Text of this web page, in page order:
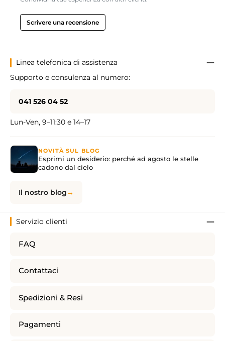
Scrivere una recensione
Linea telefonica di assistenza
Supporto e consulenza al numero:
041 526 04 52
Lun-Ven, 9–11:30 e 14–17
NOVITÀ SUL BLOG
Esprimi un desiderio: perché ad agosto le stelle
cadono dal cielo
Il nostro blog
Servizio clienti
FAQ
Contattaci
Spedizioni & Resi
Pagamenti